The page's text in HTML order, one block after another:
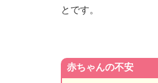
とです。
赤ちゃんの不安